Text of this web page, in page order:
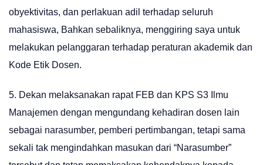
obyektivitas, dan perlakuan adil terhadap seluruh
mahasiswa, Bahkan sebaliknya, menggiring saya untuk
melakukan pelanggaran terhadap peraturan akademik dan
Kode Etik Dosen.
5. Dekan melaksanakan rapat FEB dan KPS S3 Ilmu
Manajemen dengan mengundang kehadiran dosen lain
sebagai narasumber, pemberi pertimbangan, tetapi sama
sekali tak mengindahkan masukan dari “Narasumber”